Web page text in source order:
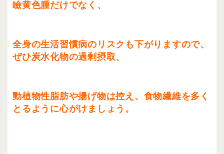
瞼黄色腫だけでなく、
全身の生活習慣病のリスクも下がりますので、
ぜひ炭水化物の過剰摂取、
動植物性脂肪や揚げ物は控え、食物繊維を多く
とるように心がけましょう。